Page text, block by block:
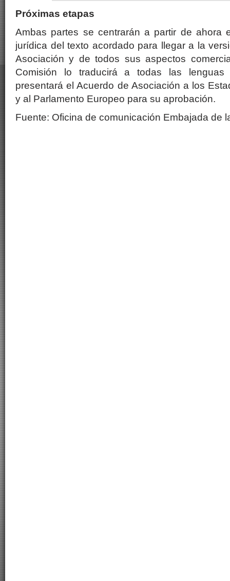
Próximas etapas
Ambas partes se centrarán a partir de ahora
jurídica del texto acordado para llegar a la
Asociación y de todos sus aspectos
Comisión lo traducirá a todas las
presentará el Acuerdo de Asociación a los
y al Parlamento Europeo para su aprobación.
Fuente: Oficina de comunicación Embajada de